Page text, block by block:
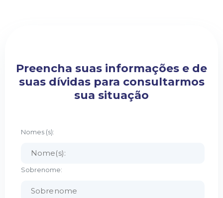
Preencha suas informações e de
suas dívidas para consultarmos
sua situação
Nomes (s):
Sobrenome: